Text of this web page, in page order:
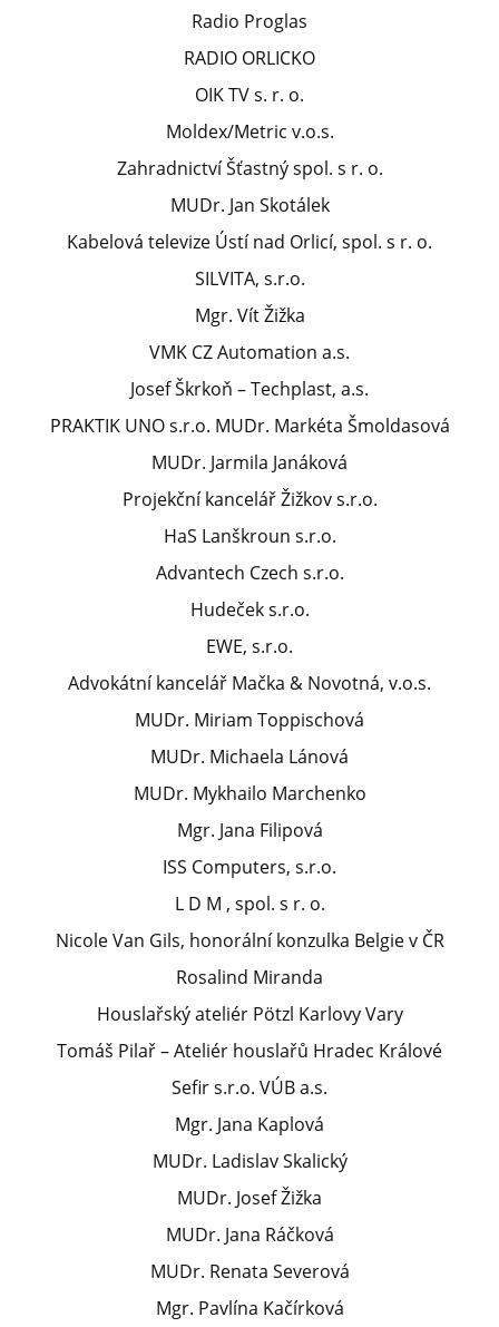
Radio Proglas
RADIO ORLICKO
OIK TV s. r. o.
Moldex/Metric v.o.s.
Zahradnictví Šťastný spol. s r. o.
MUDr. Jan Skotálek
Kabelová televize Ústí nad Orlicí, spol. s r. o.
SILVITA, s.r.o.
Mgr. Vít Žižka
VMK CZ Automation a.s.
Josef Škrkoň – Techplast, a.s.
PRAKTIK UNO s.r.o. MUDr. Markéta Šmoldasová
MUDr. Jarmila Janáková
Projekční kancelář Žižkov s.r.o.
HaS Lanškroun s.r.o.
Advantech Czech s.r.o.
Hudeček s.r.o.
EWE, s.r.o.
Advokátní kancelář Mačka & Novotná, v.o.s.
MUDr. Miriam Toppischová
MUDr. Michaela Lánová
MUDr. Mykhailo Marchenko
Mgr. Jana Filipová
ISS Computers, s.r.o.
L D M , spol. s r. o.
Nicole Van Gils, honorální konzulka Belgie v ČR
Rosalind Miranda
Houslařský ateliér Pötzl Karlovy Vary
Tomáš Pilař – Ateliér houslařů Hradec Králové
Sefir s.r.o. VÚB a.s.
Mgr. Jana Kaplová
MUDr. Ladislav Skalický
MUDr. Josef Žižka
MUDr. Jana Ráčková
MUDr. Renata Severová
Mgr. Pavlína Kačírková